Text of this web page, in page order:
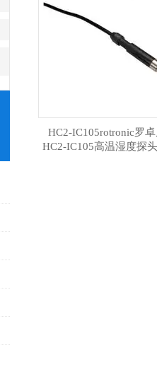
HC2-IC105rotronic罗
HC2-IC105高温湿度探